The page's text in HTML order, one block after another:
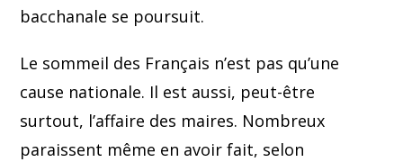
bacchanale se poursuit.
Le sommeil des Français n’est pas qu’une
cause nationale. Il est aussi, peut-être
surtout, l’affaire des maires. Nombreux
paraissent même en avoir fait, selon